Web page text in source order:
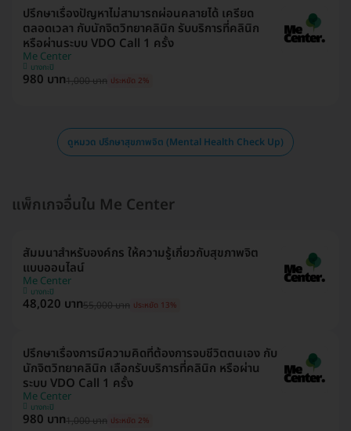
ปรึกษาเรื่องปัญหาไม่สามารถผ่อนคลายได้ เครียด
ตลอดเวลา กับนักจิตวิทยาคลินิก รับบริการที่คลินิก
หรือผ่านระบบ VDO Call 1 ครั้ง
Me Center
บางกะปิ
980 บาท1,000 บาท ประหยัด 2%
ดูหมวด ปรึกษาสุขภาพจิต (Mental Health Check Up)
แพ็กเกจอื่นใน Me Center
สัมมนาสำหรับองค์กร ให้ความรู้เกี่ยวกับสุขภาพจิต
แบบออนไลน์
Me Center
บางกะปิ
48,020 บาท55,000 บาท ประหยัด 13%
ปรึกษาเรื่องการมีความคิดที่ต้องการจบชีวิตตนเอง กับ
นักจิตวิทยาคลินิก เลือกรับบริการที่คลินิก หรือผ่าน
ระบบ VDO Call 1 ครั้ง
Me Center
บางกะปิ
980 บาท1,000 บาท ประหยัด 2%